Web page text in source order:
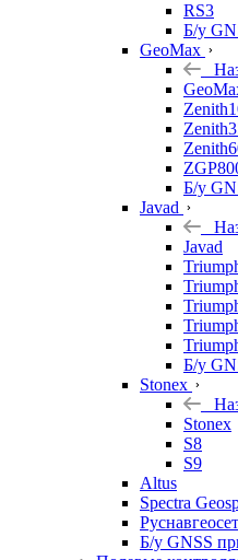
RS3
Б/у
GeoMax
Б/у
Javad
Javad
Б/у
Stonex
Stonex
S8
S9
Altus
Spectra
Б/у GNSS